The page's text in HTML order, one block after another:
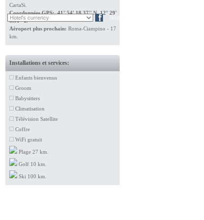
Blog
CartaSi.
Coordonnées GPS: 41° 54' 18.37'' N 12° 29'
6.31'' E
Aèroport plus prochain: Roma-Ciampino - 17
km.
Installations et services:
Enfants bienvenus
Groom
Babysitters
Climatisation
Télévision Satellite
Coffre
WiFi gratuit
Plage 27 km.
Golf 10 km.
Ski 100 km.